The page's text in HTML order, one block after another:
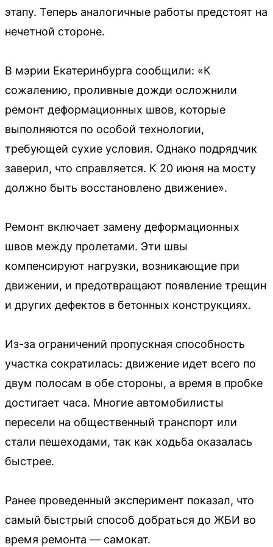
этапу. Теперь аналогичные работы предстоят на
нечетной стороне.
В мэрии Екатеринбурга сообщили: «К
сожалению, проливные дожди осложнили
ремонт деформационных швов, которые
выполняются по особой технологии,
требующей сухие условия. Однако подрядчик
заверил, что справляется. К 20 июня на мосту
должно быть восстановлено движение».
Ремонт включает замену деформационных
швов между пролетами. Эти швы
компенсируют нагрузки, возникающие при
движении, и предотвращают появление трещин
и других дефектов в бетонных конструкциях.
Из-за ограничений пропускная способность
участка сократилась: движение идет всего по
двум полосам в обе стороны, а время в пробке
достигает часа. Многие автомобилисты
пересели на общественный транспорт или
стали пешеходами, так как ходьба оказалась
быстрее.
Ранее проведенный эксперимент показал, что
самый быстрый способ добраться до ЖБИ во
время ремонта — самокат.